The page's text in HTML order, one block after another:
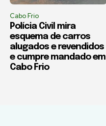
Cabo Frio
Polícia Civil mira
esquema de carros
alugados e revendidos
e cumpre mandado em
Cabo Frio